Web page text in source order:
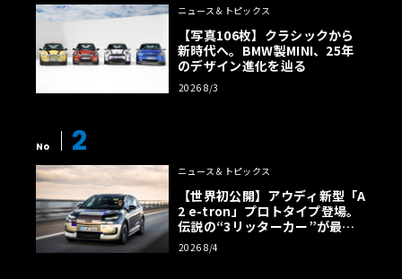
ニュース＆トピックス
【写真106枚】クラシックから
新時代へ。BMW製MINI、25年
のデザイン進化を辿る
2026 8/3
No 2
ニュース＆トピックス
【世界初公開】アウディ新型「A
2 e-tron」プロトタイプ登場。
伝説の“3リッターカー”が最高
効率エントリーBEVとして復活
【画像38枚】
2026 8/4